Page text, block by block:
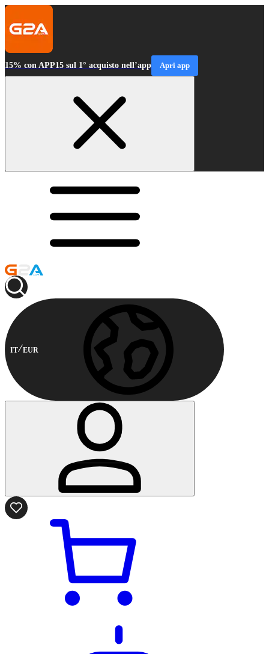
15% con APP15 sul 1° acquisto nell’app Apri app
IT EUR